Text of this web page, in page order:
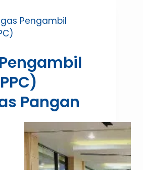
Pengambil
Pangan